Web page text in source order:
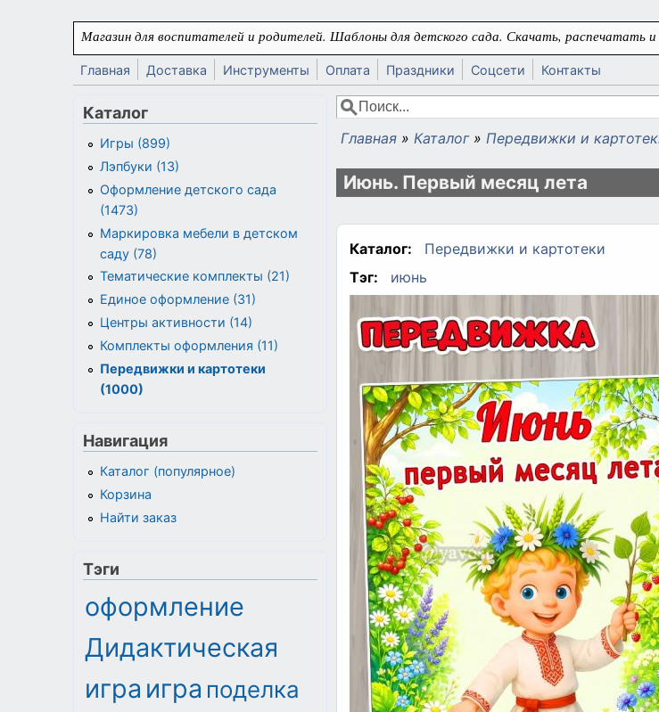
Перейти к основному содержанию
Магазин для воспитателей и родителей. Шаблоны для детского сада. Скачать, распечатать
Главная Доставка Инструменты Оплата Праздники Соцсети Контакты
Форма поиска
Поиск
Вы здесь
Главная » Каталог » Передвижки и
Июнь. Первый месяц лета
Каталог:
Передвижки и картотеки
Тэг:
июнь
Каталог
Игры (899)
Лэпбуки (13)
Оформление детского сада
(1473)
Маркировка мебели в детском
саду (78)
Тематические комплекты (21)
Единое оформление (31)
Центры активности (14)
Комплекты оформления (11)
Передвижки и картотеки
(1000)
Навигация
Каталог (популярное)
Корзина
Найти заказ
Тэги
оформление
Дидактическая
игра игра поделка